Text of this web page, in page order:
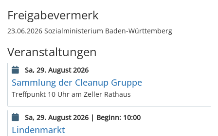
Freigabevermerk
23.06.2026 Sozialministerium Baden-Württemberg
Veranstaltungen
Sa, 29. August 2026
Sammlung der Cleanup Gruppe
Treffpunkt 10 Uhr am Zeller Rathaus
Sa, 29. August 2026 | Beginn: 10:00
Lindenmarkt